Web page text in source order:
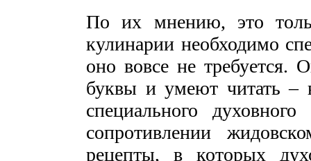
По их мнению, это
кулинарии необходимо
оно вовсе не требуется.
буквы и умеют читать –
специального
сопротивлении
рецепты, в которых